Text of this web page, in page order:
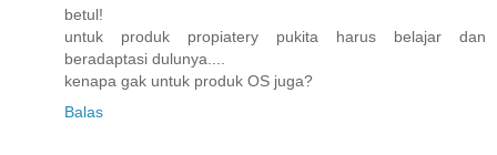
betul!
untuk produk propiatery pukita harus belajar dan
beradaptasi dulunya....
kenapa gak untuk produk OS juga?
Balas